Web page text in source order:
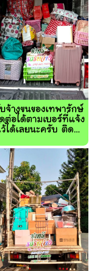
จ้างขนของเทพารักษ์
ต่อได้ตามเบอร์ที่แจ้ง
ว้ได้เลยนะครับ ติด...